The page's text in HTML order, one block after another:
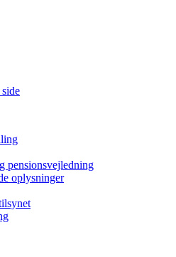
pensionsvejledning
oplysninger